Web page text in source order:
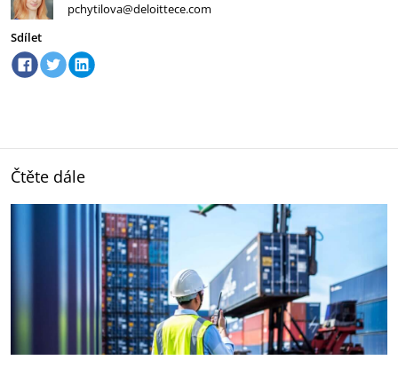
pchytilova@deloittece.com
Sdílet
Čtěte dále